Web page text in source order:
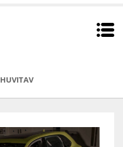
HUVITAV